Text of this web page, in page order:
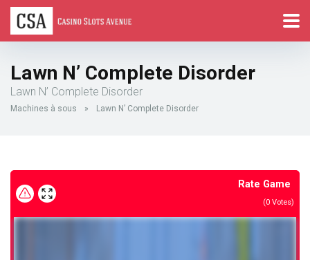
Lawn N’ Complete Disorder
Lawn N’ Complete Disorder
Machines à sous » Lawn N’ Complete Disorder
Rate Game
(0 Votes)